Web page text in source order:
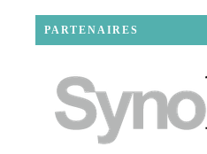
PARTENAIRES